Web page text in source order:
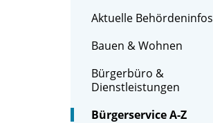
Aktuelle Behördeninfos
Bauen & Wohnen
Bürgerbüro &
Dienstleistungen
Bürgerservice A-Z